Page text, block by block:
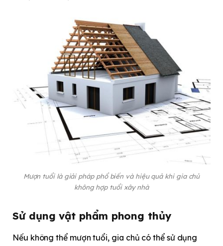
Mượn tuổi là giải pháp phổ biến và hiệu quả khi gia chủ
không hợp tuổi xây nhà
Sử dụng vật phẩm phong thủy
Nếu không thể mượn tuổi, gia chủ có thể sử dụng